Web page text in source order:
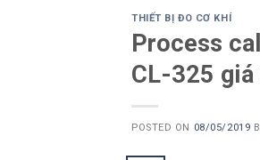
THIẾT BỊ ĐO CƠ KHÍ
Process
CL-325 giá
POSTED ON 08/05/2019